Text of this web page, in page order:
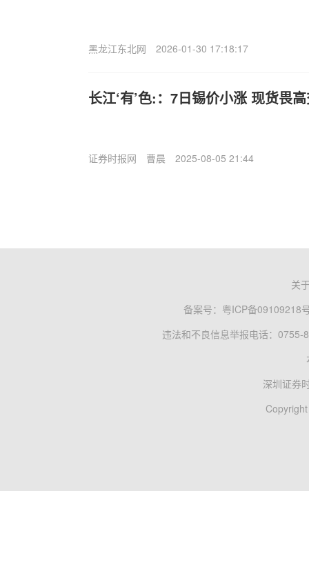
黑龙江东北网 2026-01-30 17:18:17
长江‘有’色:：7日锡价小涨 现货畏
证券时报网 曹晨 2025-08-05 21:44
关
备案号： 粤ICP备09109218
违法和不良信息举报电话：0755-
深圳证券